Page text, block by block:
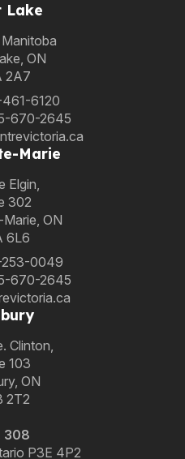
Lake
ON
2A7
6120
670-2645
Marie
Elgin,
302
ON
6L6
0049
670-2645
Clinton,
103
ON
2T2
308
P3E 4P2